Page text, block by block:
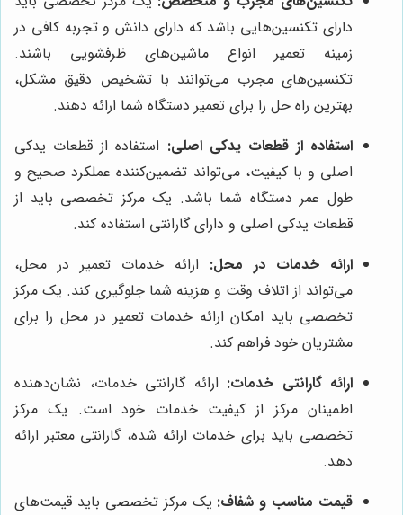
دارای تکنسین‌هایی باشد که دارای دانش و تجربه کافی در
زمینه تعمیر انواع ماشین‌های ظرفشویی باشند.
تکنسین‌های مجرب می‌توانند با تشخیص دقیق مشکل،
بهترین راه حل را برای تعمیر دستگاه شما ارائه دهند.
استفاده از قطعات یدکی اصلی: استفاده از قطعات یدکی
اصلی و با کیفیت، می‌تواند تضمین‌کننده عملکرد صحیح و
طول عمر دستگاه شما باشد. یک مرکز تخصصی باید از
قطعات یدکی اصلی و دارای گارانتی استفاده کند.
ارائه خدمات در محل: ارائه خدمات تعمیر در محل،
می‌تواند از اتلاف وقت و هزینه شما جلوگیری کند. یک مرکز
تخصصی باید امکان ارائه خدمات تعمیر در محل را برای
مشتریان خود فراهم کند.
ارائه گارانتی خدمات: ارائه گارانتی خدمات، نشان‌دهنده
اطمینان مرکز از کیفیت خدمات خود است. یک مرکز
تخصصی باید برای خدمات ارائه شده، گارانتی معتبر ارائه
دهد.
قیمت مناسب و شفاف: یک مرکز تخصصی باید قیمت‌های